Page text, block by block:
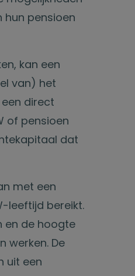
hun pensioen
kan een
van) het
direct
of pensioen
dat
met een
leeftijd bereikt.
en de hoogte
werken. De
uit een